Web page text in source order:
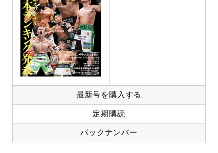
最新号を購入する
定期購読
バックナンバー